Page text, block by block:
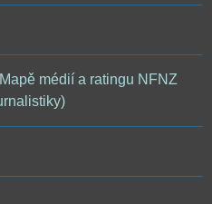
médií a ratingu NFNZ